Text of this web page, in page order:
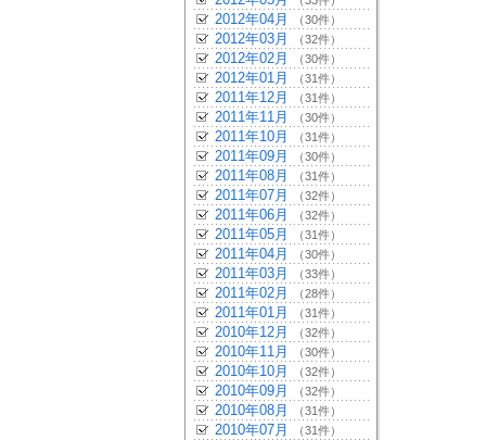
2012年04月 （30件）
2012年03月 （32件）
2012年02月 （30件）
2012年01月 （31件）
2011年12月 （31件）
2011年11月 （30件）
2011年10月 （31件）
2011年09月 （30件）
2011年08月 （31件）
2011年07月 （32件）
2011年06月 （32件）
2011年05月 （31件）
2011年04月 （30件）
2011年03月 （33件）
2011年02月 （28件）
2011年01月 （31件）
2010年12月 （32件）
2010年11月 （30件）
2010年10月 （32件）
2010年09月 （32件）
2010年08月 （31件）
2010年07月 （31件）